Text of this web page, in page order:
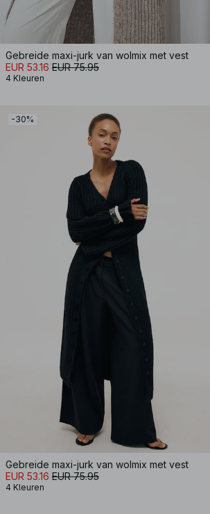
Gebreide maxi-jurk van wolmix met vest
EUR 53.16 EUR 75.95
4 Kleuren
-30%
Gebreide maxi-jurk van wolmix met vest
EUR 53.16 EUR 75.95
4 Kleuren